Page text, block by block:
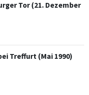
Tor (21. Dezember
Treffurt (Mai 1990)